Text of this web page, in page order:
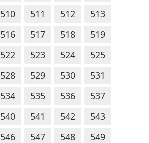
510 511 512
513
516 517 518
519
522 523 524
525
528 529 530
531
534 535 536
537
540 541 542
543
546 547 548
549